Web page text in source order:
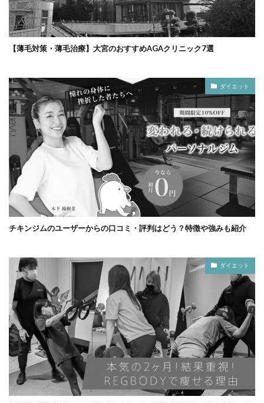
【薄毛対策・薄毛治療】大宮のおすすめAGAクリニック7選
ダイエット
チキンジムのユーザーからの口コミ・評判はどう？特徴や強みも紹介
ダイエット